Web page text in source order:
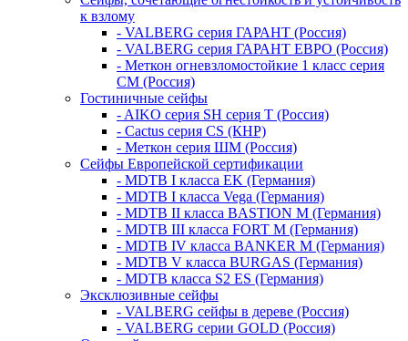
к взлому
- VALBERG серия ГАРАНТ (Россия)
- VALBERG серия ГАРАНТ ЕВРО (Россия)
- Меткон огневзломостойкие 1 класс серия
СМ (Россия)
Гостиничные сейфы
- AIKO серия SH серия Т (Россия)
- Cactus серия CS (КНР)
- Меткон серия ШМ (Россия)
Сейфы Европейской сертификации
- MDTB I класса EK (Германия)
- MDTB I класса Vega (Германия)
- MDTB II класса BASTION M (Германия)
- MDTB III класса FORT M (Германия)
- MDTB IV класса BANKER M (Германия)
- MDTB V класса BURGAS (Германия)
- MDTB класса S2 ES (Германия)
Эксклюзивные сейфы
- VALBERG сейфы в дереве (Россия)
- VALBERG серии GOLD (Россия)